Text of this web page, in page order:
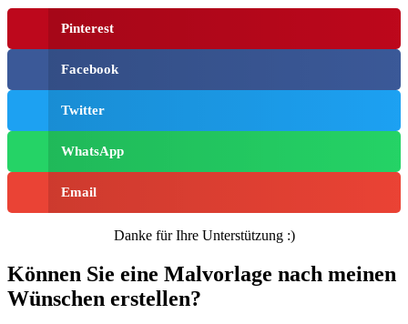
Valentinstag und Liebe
Winter und Weihnachten
Unkategorisiert
Pinterest
Facebook
Twitter
WhatsApp
Email
Danke für Ihre Unterstützung :)
Können Sie eine Malvorlage nach meinen
Wünschen erstellen?